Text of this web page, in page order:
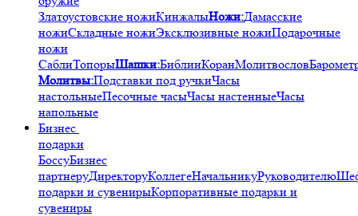
Златоустовские ножиКинжалыНожи:Дамасские
ножиСкладные ножиЭксклюзивные ножиПодарочные
ножи
СаблиТопорыШашки:БиблииКоранМолитвослов
Молитвы:Подставки под ручкиЧасы
настольныеПесочные часыЧасы настенныеЧасы
напольные
Бизнес
подарки
БоссуБизнес
партнеруДиректоруКоллегеНачальникуРуководителю
подарки и сувенирыКорпоративные подарки и
сувениры